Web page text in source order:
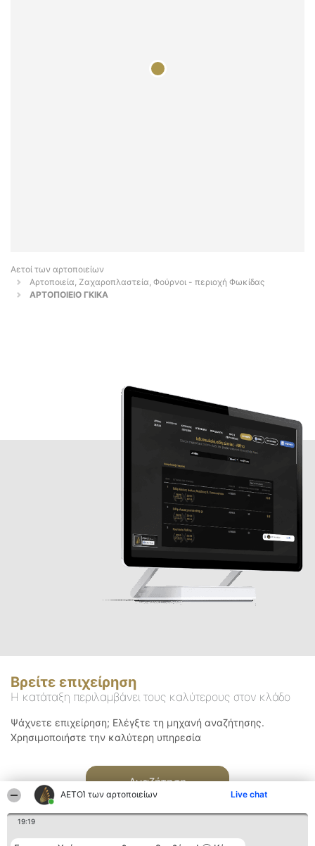
ΑΕΤΟΊ των αρτοποιείων Live chat
19:19
Αετοί των αρτοποιείων
Αρτοποιεία, Ζαχαροπλαστεία, Φούρνοι - περιοχή Φωκίδας
ΑΡΤΟΠΟΙΕΙΟ ΓΚΙΚΑ
Βρείτε επιχείρηση
Η κατάταξη περιλαμβάνει τους καλύτερους στον κλάδο
Ψάχνετε επιχείρηση; Ελέγξτε τη μηχανή αναζήτησης.
Χρησιμοποιήστε την καλύτερη υπηρεσία
Αναζήτηση